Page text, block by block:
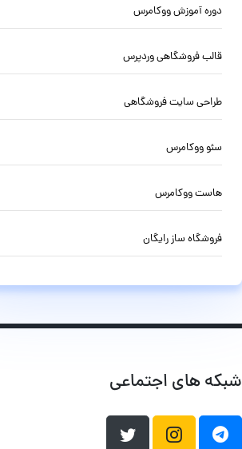
دوره آموزش ووکامرس
قالب فروشگاهی وردپرس
طراحی سایت فروشگاهی
سئو ووکامرس
هاست ووکامرس
فروشگاه ساز رایگان
شبکه های اجتماعی